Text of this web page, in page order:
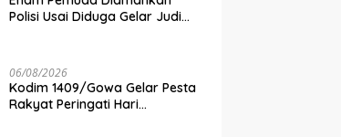
Polisi Usai Diduga Gelar Judi
06/08/2026
Kodim 1409/Gowa Gelar Pesta
Rakyat Peringati Hari